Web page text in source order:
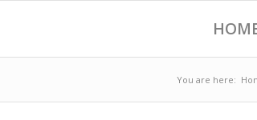
You are here: